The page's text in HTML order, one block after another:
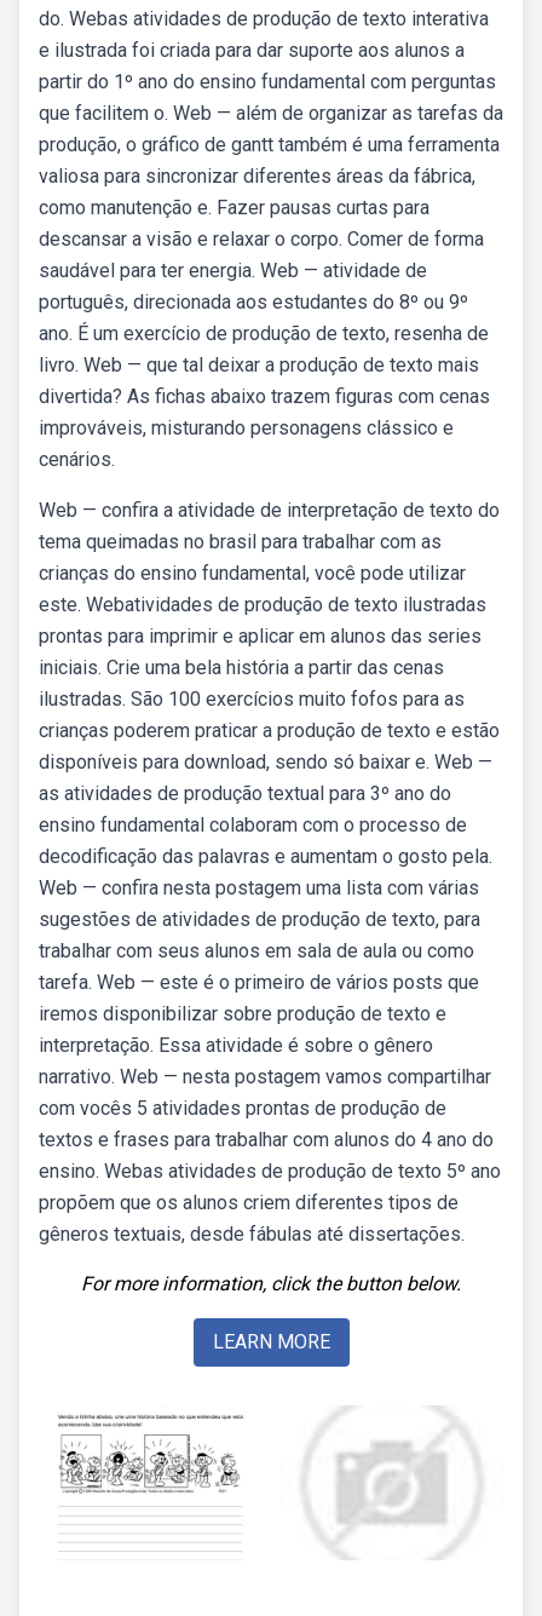
do. Webas atividades de produção de texto interativa
e ilustrada foi criada para dar suporte aos alunos a
partir do 1º ano do ensino fundamental com perguntas
que facilitem o. Web — além de organizar as tarefas da
produção, o gráfico de gantt também é uma ferramenta
valiosa para sincronizar diferentes áreas da fábrica,
como manutenção e. Fazer pausas curtas para
descansar a visão e relaxar o corpo. Comer de forma
saudável para ter energia. Web — atividade de
português, direcionada aos estudantes do 8º ou 9º
ano. É um exercício de produção de texto, resenha de
livro. Web — que tal deixar a produção de texto mais
divertida? As fichas abaixo trazem figuras com cenas
improváveis, misturando personagens clássico e
cenários.
Web — confira a atividade de interpretação de texto do
tema queimadas no brasil para trabalhar com as
crianças do ensino fundamental, você pode utilizar
este. Webatividades de produção de texto ilustradas
prontas para imprimir e aplicar em alunos das series
iniciais. Crie uma bela história a partir das cenas
ilustradas. São 100 exercícios muito fofos para as
crianças poderem praticar a produção de texto e estão
disponíveis para download, sendo só baixar e. Web —
as atividades de produção textual para 3º ano do
ensino fundamental colaboram com o processo de
decodificação das palavras e aumentam o gosto pela.
Web — confira nesta postagem uma lista com várias
sugestões de atividades de produção de texto, para
trabalhar com seus alunos em sala de aula ou como
tarefa. Web — este é o primeiro de vários posts que
iremos disponibilizar sobre produção de texto e
interpretação. Essa atividade é sobre o gênero
narrativo. Web — nesta postagem vamos compartilhar
com vocês 5 atividades prontas de produção de
textos e frases para trabalhar com alunos do 4 ano do
ensino. Webas atividades de produção de texto 5º ano
propõem que os alunos criem diferentes tipos de
gêneros textuais, desde fábulas até dissertações.
For more information, click the button below.
LEARN MORE